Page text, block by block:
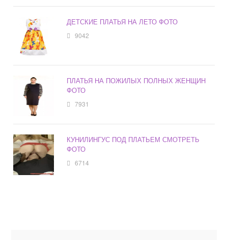
ДЕТСКИЕ ПЛАТЬЯ НА ЛЕТО ФОТО
9042
ПЛАТЬЯ НА ПОЖИЛЫХ ПОЛНЫХ ЖЕНЩИН
ФОТО
7931
КУНИЛИНГУС ПОД ПЛАТЬЕМ СМОТРЕТЬ
ФОТО
6714